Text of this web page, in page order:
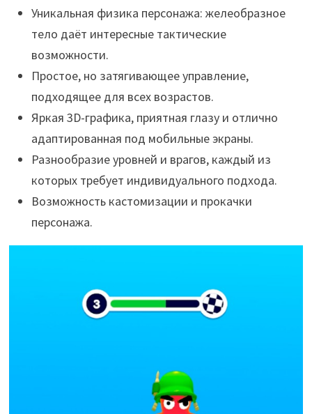
Уникальная физика персонажа: желеобразное
тело даёт интересные тактические
возможности.
Простое, но затягивающее управление,
подходящее для всех возрастов.
Яркая 3D-графика, приятная глазу и отлично
адаптированная под мобильные экраны.
Разнообразие уровней и врагов, каждый из
которых требует индивидуального подхода.
Возможность кастомизации и прокачки
персонажа.